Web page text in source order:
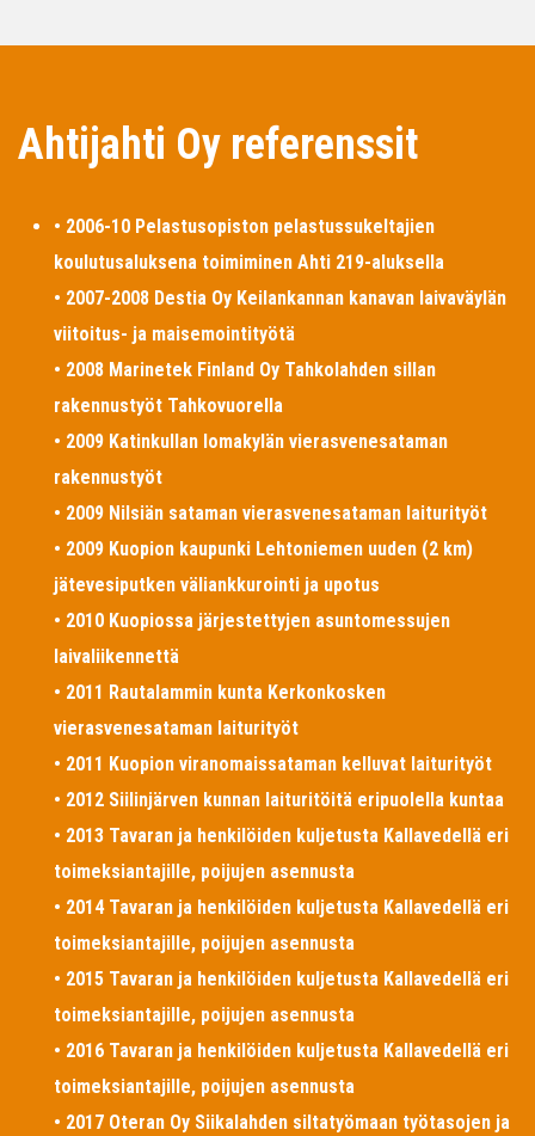
Ahtijahti Oy referenssit
• 2006-10 Pelastusopiston pelastussukeltajien
koulutusaluksena toimiminen Ahti 219-aluksella
• 2007-2008 Destia Oy Keilankannan kanavan laivaväylän
viitoitus- ja maisemointityötä
• 2008 Marinetek Finland Oy Tahkolahden sillan
rakennustyöt Tahkovuorella
• 2009 Katinkullan lomakylän vierasvenesataman
rakennustyöt
• 2009 Nilsiän sataman vierasvenesataman laiturityöt
• 2009 Kuopion kaupunki Lehtoniemen uuden (2 km)
jätevesiputken väliankkurointi ja upotus
• 2010 Kuopiossa järjestettyjen asuntomessujen
laivaliikennettä
• 2011 Rautalammin kunta Kerkonkosken
vierasvenesataman laiturityöt
• 2011 Kuopion viranomaissataman kelluvat laiturityöt
• 2012 Siilinjärven kunnan laituritöitä eripuolella kuntaa
• 2013 Tavaran ja henkilöiden kuljetusta Kallavedellä eri
toimeksiantajille, poijujen asennusta
• 2014 Tavaran ja henkilöiden kuljetusta Kallavedellä eri
toimeksiantajille, poijujen asennusta
• 2015 Tavaran ja henkilöiden kuljetusta Kallavedellä eri
toimeksiantajille, poijujen asennusta
• 2016 Tavaran ja henkilöiden kuljetusta Kallavedellä eri
toimeksiantajille, poijujen asennusta
• 2017 Oteran Oy Siikalahden siltatyömaan työtasojen ja